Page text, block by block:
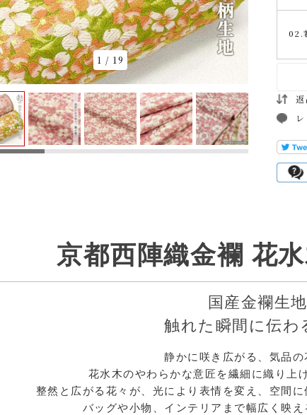
1 / 19
02.
返
京都西陣織金襴 花水
国産金襴生地
触れた瞬間に伝わ
静かに咲き広がる、気品の
花水木のやわらかな意匠を繊細に織り上
整然と広がる花々が、光により表情を変え、空間に
バッグや小物、インテリアまで幅広く映え